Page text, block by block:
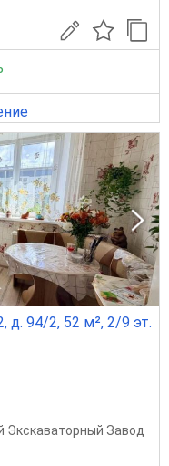
д. 94/2, 52 м², 2/9 эт.
Экскаваторный Завод